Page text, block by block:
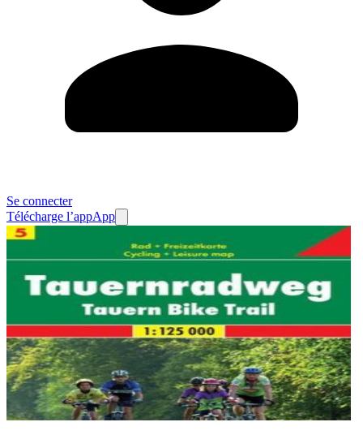
Se connecter
Télécharge l’appApp